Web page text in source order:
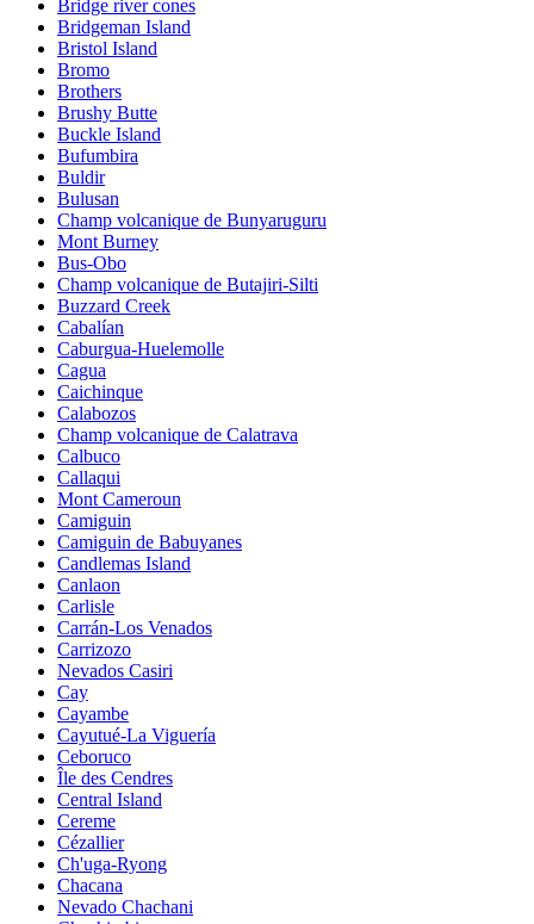
Bridge river cones
Bridgeman Island
Bristol Island
Bromo
Brothers
Brushy Butte
Buckle Island
Bufumbira
Buldir
Bulusan
Champ volcanique de Bunyaruguru
Mont Burney
Bus-Obo
Champ volcanique de Butajiri-Silti
Buzzard Creek
Cabalían
Caburgua-Huelemolle
Cagua
Caichinque
Calabozos
Champ volcanique de Calatrava
Calbuco
Callaqui
Mont Cameroun
Camiguin
Camiguin de Babuyanes
Candlemas Island
Canlaon
Carlisle
Carrán-Los Venados
Carrizozo
Nevados Casiri
Cay
Cayambe
Cayutué-La Viguería
Ceboruco
Île des Cendres
Central Island
Cereme
Cézallier
Ch'uga-Ryong
Chacana
Nevado Chachani